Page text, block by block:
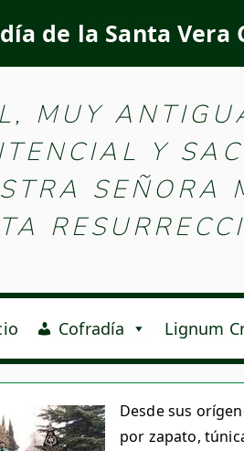
de la Santa Vera
Cofradía
MUY
Y
SEÑORA
Cofradía Lignum
Desde sus
por zapato,